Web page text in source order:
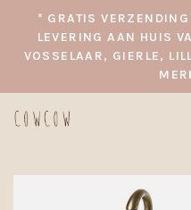
* GRATIS
LEVERING AAN HUIS
VOSSELAAR, GIERLE,